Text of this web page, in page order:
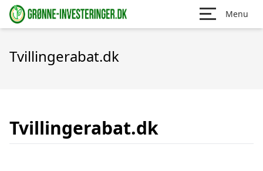
Menu
Tvillingerabat.dk
Tvillingerabat.dk